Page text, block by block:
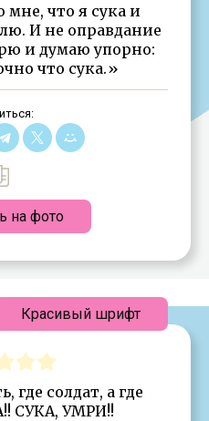
мне, что я сука и
И не оправдание
и думаю упорно:
что сука.»
на фото
где солдат, а где
СУКА, УМРИ!!
Красивый шрифт